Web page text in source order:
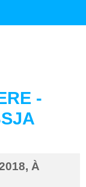
-
, À